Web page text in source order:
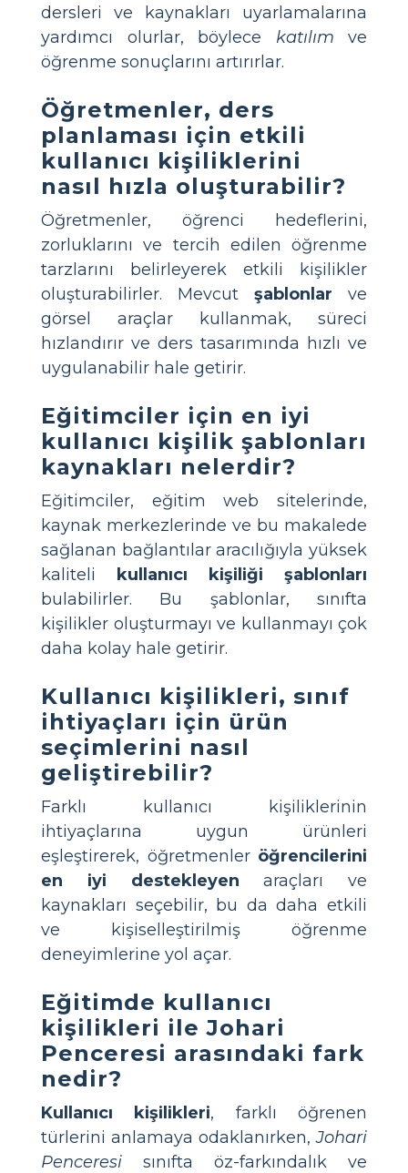
dersleri ve kaynakları uyarlamalarına
yardımcı olurlar, böylece katılım ve
öğrenme sonuçlarını artırırlar.
Öğretmenler, ders
planlaması için etkili
kullanıcı kişiliklerini
nasıl hızla oluşturabilir?
Öğretmenler, öğrenci hedeflerini,
zorluklarını ve tercih edilen öğrenme
tarzlarını belirleyerek etkili kişilikler
oluşturabilirler. Mevcut şablonlar ve
görsel araçlar kullanmak, süreci
hızlandırır ve ders tasarımında hızlı ve
uygulanabilir hale getirir.
Eğitimciler için en iyi
kullanıcı kişilik şablonları
kaynakları nelerdir?
Eğitimciler, eğitim web sitelerinde,
kaynak merkezlerinde ve bu makalede
sağlanan bağlantılar aracılığıyla yüksek
kaliteli kullanıcı kişiliği şablonları
bulabilirler. Bu şablonlar, sınıfta
kişilikler oluşturmayı ve kullanmayı çok
daha kolay hale getirir.
Kullanıcı kişilikleri, sınıf
ihtiyaçları için ürün
seçimlerini nasıl
geliştirebilir?
Farklı kullanıcı kişiliklerinin
ihtiyaçlarına uygun ürünleri
eşleştirerek, öğretmenler öğrencilerini
en iyi destekleyen araçları ve
kaynakları seçebilir, bu da daha etkili
ve kişiselleştirilmiş öğrenme
deneyimlerine yol açar.
Eğitimde kullanıcı
kişilikleri ile Johari
Penceresi arasındaki fark
nedir?
Kullanıcı kişilikleri, farklı öğrenen
türlerini anlamaya odaklanırken,Johari
Penceresi sınıfta öz-farkındalık ve